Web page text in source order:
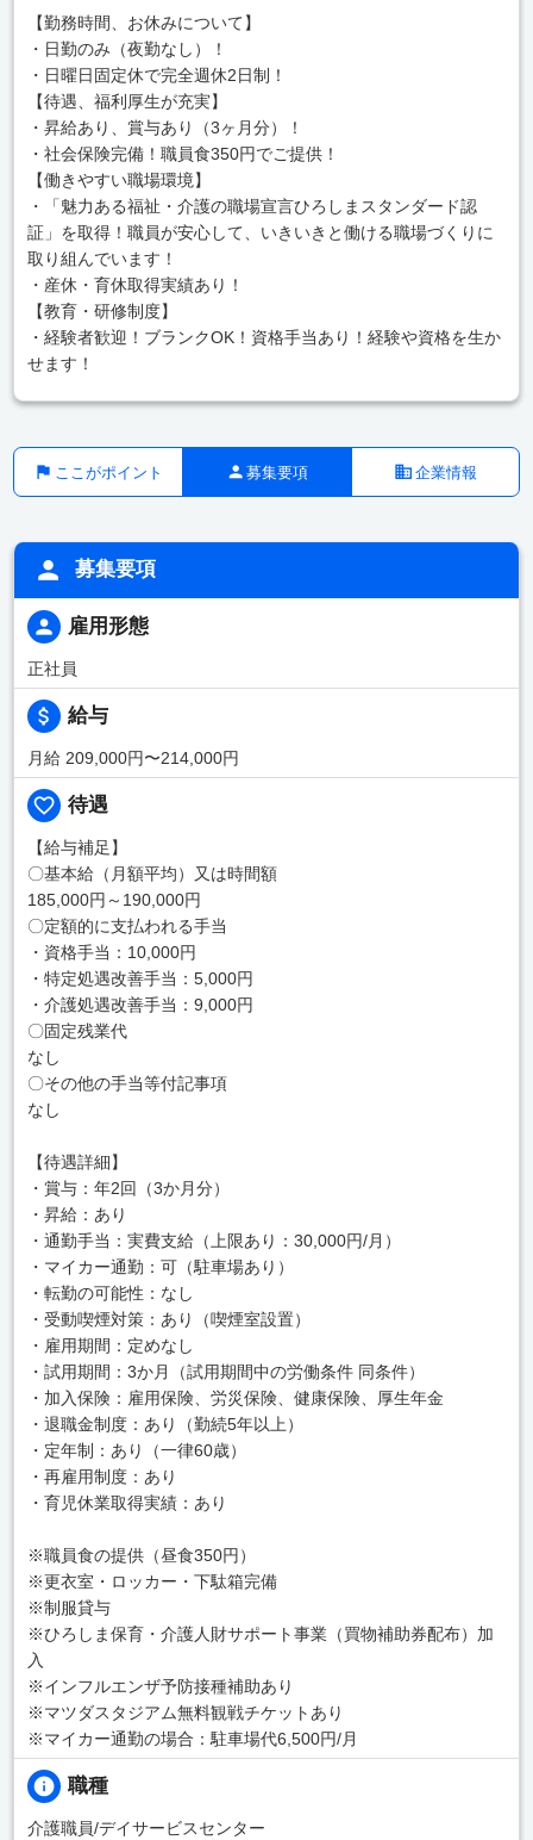
【勤務時間、お休みについて】
・日勤のみ（夜勤なし）！
・日曜日固定休で完全週休2日制！
【待遇、福利厚生が充実】
・昇給あり、賞与あり（3ヶ月分）！
・社会保険完備！職員食350円でご提供！
【働きやすい職場環境】
・「魅力ある福祉・介護の職場宣言ひろしまスタンダード認
証」を取得！職員が安心して、いきいきと働ける職場づくりに
取り組んでいます！
・産休・育休取得実績あり！
【教育・研修制度】
・経験者歓迎！ブランクOK！資格手当あり！経験や資格を生か
せます！
ここがポイント 募集要項 企業情報
募集要項
雇用形態
正社員
給与
月給 209,000円〜214,000円
待遇
【給与補足】
〇基本給（月額平均）又は時間額
185,000円～190,000円
〇定額的に支払われる手当
・資格手当：10,000円
・特定処遇改善手当：5,000円
・介護処遇改善手当：9,000円
〇固定残業代
なし
〇その他の手当等付記事項
なし
【待遇詳細】
・賞与：年2回（3か月分）
・昇給：あり
・通勤手当：実費支給（上限あり：30,000円/月）
・マイカー通勤：可（駐車場あり）
・転勤の可能性：なし
・受動喫煙対策：あり（喫煙室設置）
・雇用期間：定めなし
・試用期間：3か月（試用期間中の労働条件 同条件）
・加入保険：雇用保険、労災保険、健康保険、厚生年金
・退職金制度：あり（勤続5年以上）
・定年制：あり（一律60歳）
・再雇用制度：あり
・育児休業取得実績：あり
※職員食の提供（昼食350円）
※更衣室・ロッカー・下駄箱完備
※制服貸与
※ひろしま保育・介護人財サポート事業（買物補助券配布）加
入
※インフルエンザ予防接種補助あり
※マツダスタジアム無料観戦チケットあり
※マイカー通勤の場合：駐車場代6,500円/月
職種
介護職員/デイサービスセンター